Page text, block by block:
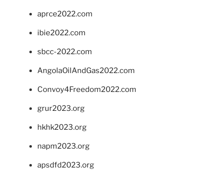
aprce2022.com
ibie2022.com
sbcc-2022.com
AngolaOilAndGas2022.com
Convoy4Freedom2022.com
grur2023.org
hkhk2023.org
napm2023.org
apsdfd2023.org